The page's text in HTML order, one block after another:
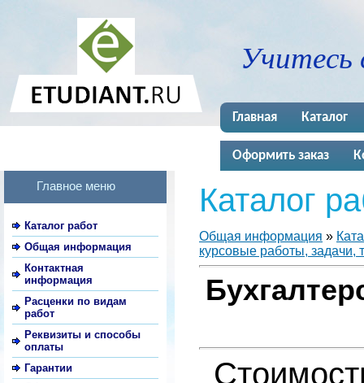
Учитесь
Главная Каталог
Оформить заказ
Главное меню
Каталог работ
Общая информация
Контактная
информация
Расценки по видам
работ
Реквизиты и способы
оплаты
Гарантии
Каталог
Общая информация »
курсовые работы, задачи,